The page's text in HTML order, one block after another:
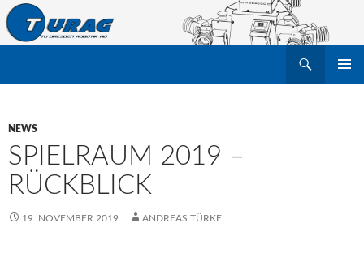
NEWS
SPIELRAUM 2019 –
RÜCKBLICK
19. NOVEMBER 2019 ANDREAS TÜRKE